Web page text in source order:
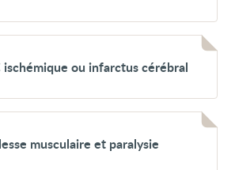
ischémique ou infarctus cérébral
musculaire et paralysie